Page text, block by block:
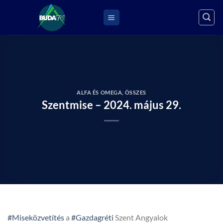
ALFA ÉS OMEGA ÖSSZES
Szentmise – 2024. május 29.
#Miseközvetítésa #Gazdagréti Szent Angyalok